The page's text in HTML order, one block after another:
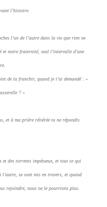
l’histoire.
l’un de l’autre dans la vie que rien ne
et notre fraternité, seul l’intervalle d’une
de la franchir, quand je t’ai demandé : «
? »
et à ma prière réitérée tu ne répondis
et des torrents impétueux, et tout ce qui
l’autre, se sont mis en travers, et quand
rejoindre, nous ne le pourrions plus.